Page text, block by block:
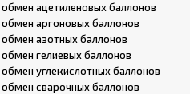
обмен ацетиленовых баллонов
обмен аргоновых баллонов
обмен азотных баллонов
обмен гелиевых баллонов
обмен углекислотных баллонов
обмен сварочных баллонов